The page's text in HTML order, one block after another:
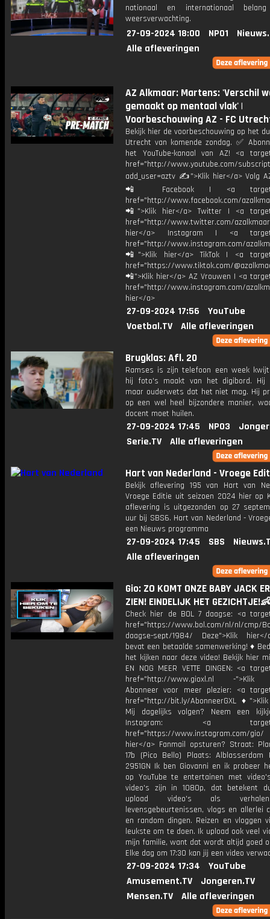
nationaal en internationaal
weersverwachting.
27-09-2024 18:00 NPO1
Alle afleveringen
AZ Alkmaar: Martens: 'Verschil
gemaakt op mentaal vlak' |
Voorbeschouwing AZ - FC
Bekijk hier de voorbeschouwing op het
Utrecht van komende zondag. ✅
het YouTube-kanaal van AZ! <a
href="http://www.youtube.com/
add_user=aztv ✍">Klik hier</a> Volg
📲 Facebook | <a
href="http://www.facebook.com/
📲">Klik hier</a> Twitter | <a
href="http://www.twitter.com/
hier</a> Instagram | <a
href="http://www.instagram.com/
📲">Klik hier</a> TikTok | <a
href="https://www.tiktok.com/
📲">Klik hier</a> AZ Vrouwen | <a
href="http://www.instagram.com/
hier</a>
27-09-2024 17:56
YouTube
Voetbal.TV
Alle afleveringen
Brugklas: Afl. 20
Ramses is zijn telefoon een week
hij foto's maakt van het digibord. Hij
maar ouderwets dat het niet mag. Hij
op een wel heel bijzondere manier,
docent moet huilen.
27-09-2024 17:45 NPO3
Serie.TV
Alle afleveringen
Hart van Nederland - Vroege
Bekijk aflevering 195 van Hart van
Vroege Editie uit seizoen 2024 hier op
aflevering is uitgezonden op 27
uur bij SBS6. Hart van Nederland -
een Nieuws programma
27-09-2024 17:45 SBS
Alle afleveringen
Gio: ZO KOMT ONZE BABY JACK
ZIEN! EINDELIJK HET
Check hier de BOL 7 daagse: <a
href="https://www.bol.com/nl/nl/cmp/
daagse-sept/1984/ Deze">Klik
bevat een betaalde samenwerking! ♦
het kijken naar deze video! Bekijk hier
EN NOG MEER VETTE DINGEN: <a
href="http://www.gioxl.nl -">Klik
Abonneer voor meer plezier: <a
href="http://bit.ly/AbonneerGXL
Mij dagelijks volgen? Neem een
Instagram: <a
href="https://www.instagram.com/
hier</a> Fanmail opsturen? Straat:
17b (Pico Bello) Plaats: Alblasserdam
2951GN Ik ben Giovanni en ik probeer
op YouTube te entertainen met
video's zijn in 1080p, dat betekent
upload video's als
levensgebeurtenissen, vlogs en allerlei
en random dingen. Reizen en vloggen
leukste om te doen. Ik upload ook veel
mijn familie, want dat wordt altijd goed
Elke dag om 17:30 kan jij een video
27-09-2024 17:34
YouTube
Amusement.TV
Jongeren.TV
Mensen.TV
Alle afleveringen